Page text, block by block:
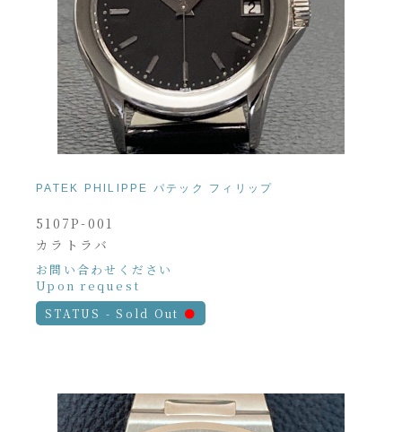
PATEK PHILIPPE パテック フィリップ
5107P-001
カラトラバ
お問い合わせください
Upon request
STATUS - Sold Out ●